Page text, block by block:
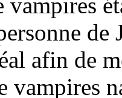
afin de
vampires